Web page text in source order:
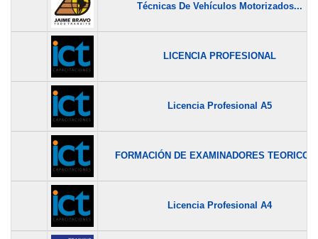
Técnicas De Vehículos Motorizados...
LICENCIA PROFESIONAL
Licencia Profesional A5
FORMACIÓN DE EXAMINADORES
Licencia Profesional A4